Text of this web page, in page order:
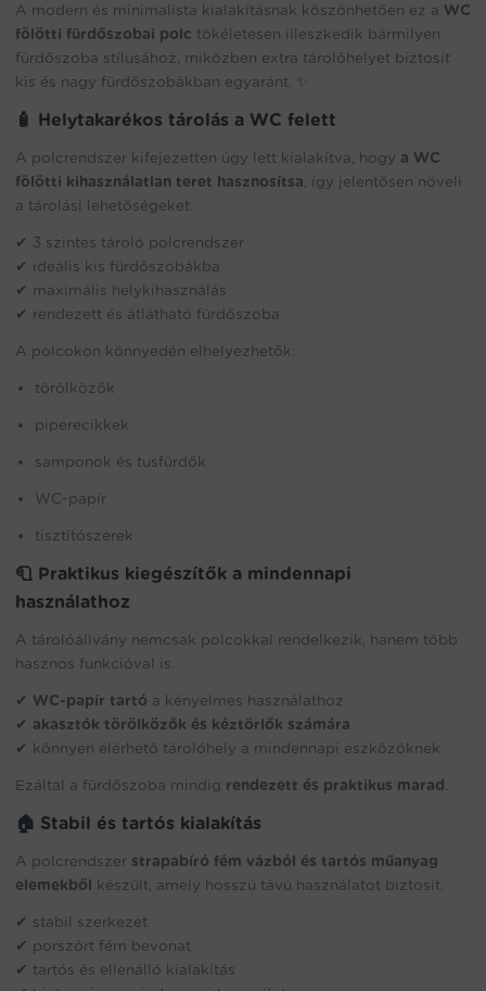
A modern és minimalista kialakításnak köszönhetően ez a WC
fölötti fürdőszobai polc tökéletesen illeszkedik bármilyen
fürdőszoba stílusához, miközben extra tárolóhelyet biztosít
kis és nagy fürdőszobákban egyaránt. ✨
🧴 Helytakarékos tárolás a WC felett
A polcrendszer kifejezetten úgy lett kialakítva, hogy a WC
fölötti kihasználatlan teret hasznosítsa , így jelentősen növeli
a tárolási lehetőségeket.
✔ 3 szintes tároló polcrendszer
✔ ideális kis fürdőszobákba
✔ maximális helykihasználás
✔ rendezett és átlátható fürdőszoba
A polcokon könnyedén elhelyezhetők:
törölközők
piperecikkek
samponok és tusfürdők
WC-papír
tisztítószerek
🧻 Praktikus kiegészítők a mindennapi
használathoz
A tárolóállvány nemcsak polcokkal rendelkezik, hanem több
hasznos funkcióval is.
✔ WC-papír tartó a kényelmes használathoz
✔ akasztók törölközők és kéztörlők számára
✔ könnyen elérhető tárolóhely a mindennapi eszközöknek
Ezáltal a fürdőszoba mindig rendezett és praktikus marad
🏠 Stabil és tartós kialakítás
A polcrendszer strapabíró fém vázból és tartós műanyag
elemekből készült, amely hosszú távú használatot biztosít.
✔ stabil szerkezet
✔ porszórt fém bevonat
✔ tartós és ellenálló kialakítás